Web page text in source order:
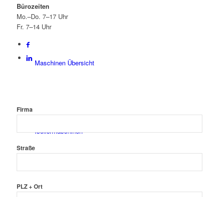
Maschinen Übersicht
Isoliermaschinen
Bürozeiten
Mo.–Do. 7–17 Uhr
Fr. 7–14 Uhr
Firma
Straße
PLZ + Ort